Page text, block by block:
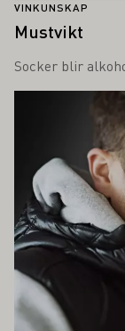
VINKUNSKAP
Mustvikt
Socker blir